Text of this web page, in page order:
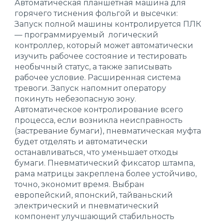
Автоматическая планшетная машина для
горячего тиснения фольгой и высечки:
Запуск полной машины контролируется ПЛК
— программируемый логический
контроллер, который может автоматически
изучить рабочее состояние и тестировать
необычный статус, а также записывать
рабочее условие. Расширенная система
тревоги. Запуск напомнит оператору
покинуть небезопасную зону.
Автоматическое контролирование всего
процесса, если возникла неисправность
(застревание бумаги), пневматическая муфта
будет отделять и автоматически
останавливаться, что уменьшает отходы
бумаги. Пневматический фиксатор штампа,
рама матрицы закреплена более устойчиво,
точно, экономит время. Выбран
европейский, японский, тайваньский
электрический и пневматический
компонент улучшающий стабильность